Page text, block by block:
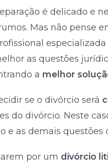
é delicado e
Mas não pense
as questões
a melhor
se o divórcio será
do divórcio. Neste
e as demais questões
por um divórcio